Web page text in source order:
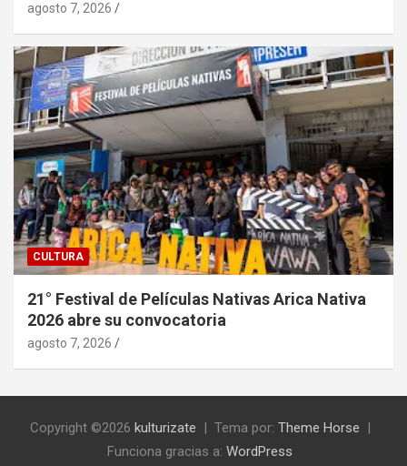
agosto 7, 2026
CULTURA
21° Festival de Películas Nativas Arica Nativa
2026 abre su convocatoria
agosto 7, 2026
Copyright ©2026 kulturizate Tema por: Theme Horse
Funciona gracias a: WordPress